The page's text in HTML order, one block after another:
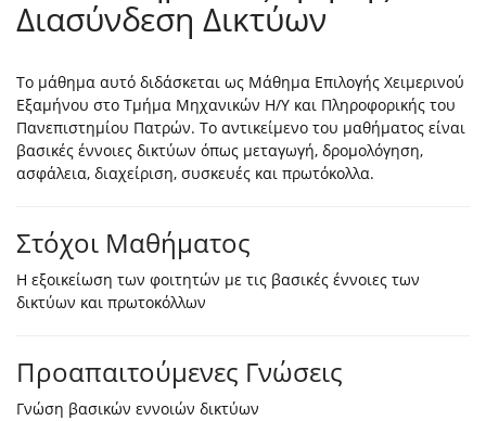
Διασύνδεση Δικτύων
Το μάθημα αυτό διδάσκεται ως Μάθημα Επιλογής Χειμερινού
Εξαμήνου στο Τμήμα Μηχανικών Η/Υ και Πληροφορικής του
Πανεπιστημίου Πατρών. Το αντικείμενο του μαθήματος είναι
βασικές έννοιες δικτύων όπως μεταγωγή, δρομολόγηση,
ασφάλεια, διαχείριση, συσκευές και πρωτόκολλα.
Στόχοι Μαθήματος
Η εξοικείωση των φοιτητών με τις βασικές έννοιες των
δικτύων και πρωτοκόλλων
Προαπαιτούμενες Γνώσεις
Γνώση βασικών εννοιών δικτύων